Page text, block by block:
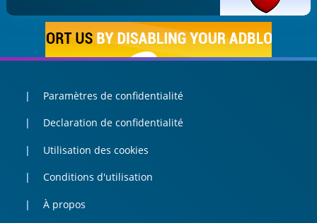
Paramètres de confidentialité
Declaration de confidentialité
Utilisation des cookies
Conditions d'utilisation
À propos